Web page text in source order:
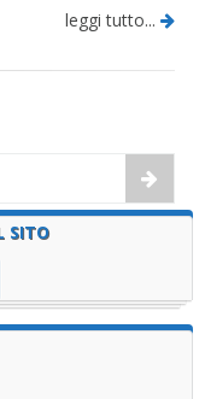
leggi tutto...
SITO